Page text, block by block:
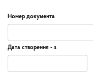
Номер документа
Дата створення - з